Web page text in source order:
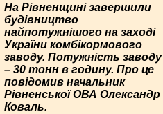
На Рівненщині завершили
будівництво
найпотужнішого на заході
України комбікормового
заводу. Потужність заводу
– 30 тонн в годину. Про це
повідомив начальник
Рівненської ОВА Олександр
Коваль.